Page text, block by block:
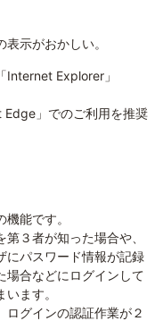
示がおかしい。
Internet Explorer」
Edge」でのご利用を推奨
能です。
３者が知った場合や、
にパスワード情報が記録
場合などにログインして
ます。
ログインの認証作業が２